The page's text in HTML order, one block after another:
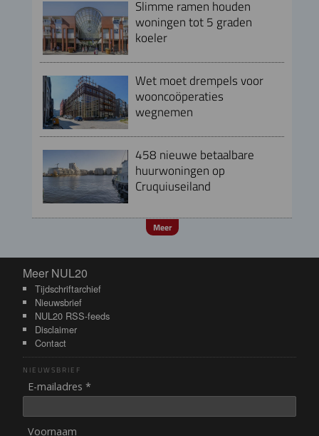
Slimme ramen houden
woningen tot 5 graden
koeler
Wet moet drempels voor
wooncoöperaties
wegnemen
458 nieuwe betaalbare
huurwoningen op
Cruquiuseiland
Meer
Meer NUL20
Meer NUL20
Tijdschriftarchief
Nieuwsbrief
NUL20 RSS-feeds
Disclaimer
Contact
NIEUWSBRIEF
E-mailadres *
Voornaam